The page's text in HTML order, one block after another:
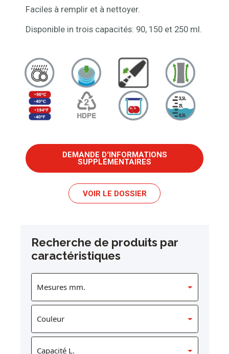
Faciles à remplir et à nettoyer.
Disponible in trois capacités: 90, 150 et 250 ml.
DEMANDE D'INFORMATIONS
SUPPLÉMENTAIRES
VOIR LE DOSSIER
Recherche de produits par
caractéristiques